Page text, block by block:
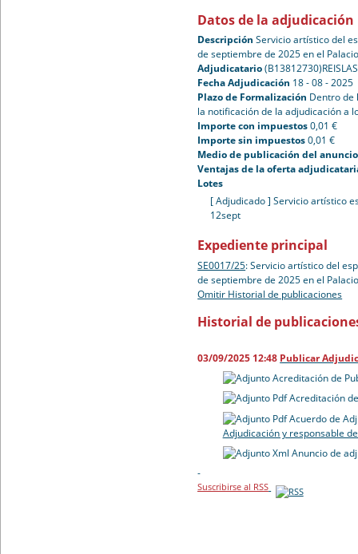
Datos de la adjudicación
Descripción Servicio artístico del
de septiembre de 2025 en el
Adjudicatario
Fecha Adjudicación 18 - 08 - 2025
Plazo de Formalización Dentro de
la notificación de la adjudicación a
Importe con impuestos0,01 €
Importe sin impuestos0,01 €
Medio de publicación del
Ventajas de la oferta
Lotes
[ Adjudicado ] Servicio artístico
12sept
Expediente principal
SE0017/25:Servicio artístico del
de septiembre de 2025 en el
Omitir Historial de publicaciones
Historial de
03/09/2025 12:48 Publicar
Acreditación de
Acreditación
Acuerdo de
Adjudicación y responsable
Anuncio de
-
Suscribirse al RSS